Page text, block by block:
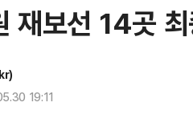
재보선 14곳
19:11